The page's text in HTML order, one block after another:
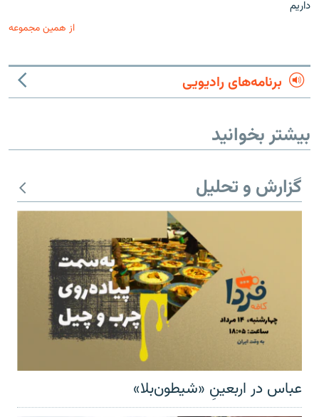
داریم
از همین مجموعه
برنامه‌های رادیویی
بیشتر بخوانید
گزارش و تحلیل
عباس در اربعینِ «شیطون‌بلا»